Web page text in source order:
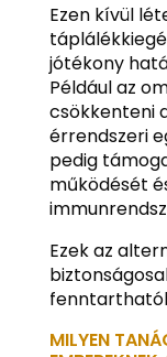
Ezen kívül
jótékony
Például az
csökkenteni
érrendszeri
pedig
működését
Ezek az
MILYEN